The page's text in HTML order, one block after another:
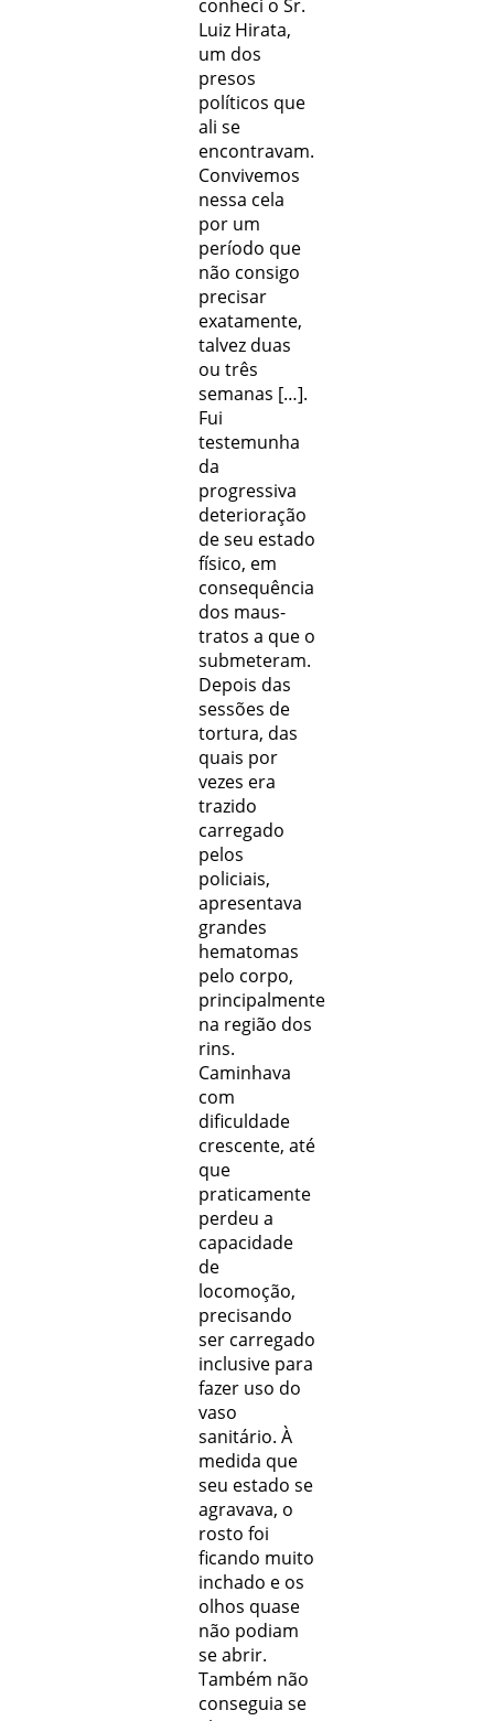
conheci o Sr.
Luiz Hirata,
um dos
presos
políticos que
ali se
encontravam.
Convivemos
nessa cela
por um
período que
não consigo
precisar
exatamente,
talvez duas
ou três
semanas […].
Fui
testemunha
da
progressiva
deterioração
de seu estado
físico, em
consequência
dos maus-
tratos a que o
submeteram.
Depois das
sessões de
tortura, das
quais por
vezes era
trazido
carregado
pelos
policiais,
apresentava
grandes
hematomas
pelo corpo,
principalmente
na região dos
rins.
Caminhava
com
diﬁculdade
crescente, até
que
praticamente
perdeu a
capacidade
de
locomoção,
precisando
ser carregado
inclusive para
fazer uso do
vaso
sanitário. À
medida que
seu estado se
agravava, o
rosto foi
ﬁcando muito
inchado e os
olhos quase
não podiam
se abrir.
Também não
conseguia se